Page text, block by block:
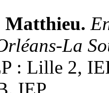
Matthieu.
La
: Lille 2,